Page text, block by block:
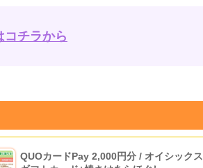
コチラから
QUOカードPay 2,000円分 / オイシックス